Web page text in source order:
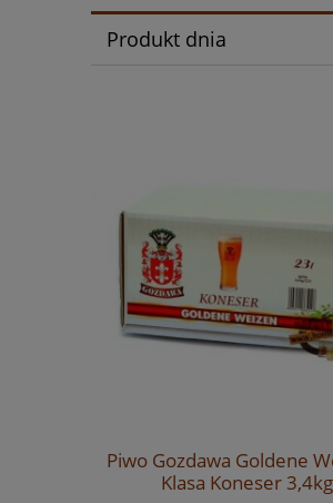
Produkt dnia
Piwo Gozdawa Goldene
Klasa Koneser 3,4kg